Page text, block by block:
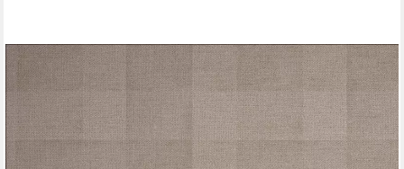
A.S. CRÉATION
Vliestapete Natural Living Karotapete, leicht strukturiert, matt,
gemustert, neutral, (1 St), Tapete Kariert Vlies Vlies Wand
Tapeten Wohnzimmer Schlafzimmer Küche
ab 19,86 € UVP66,95 €
(3,73 €/ 1 qm)